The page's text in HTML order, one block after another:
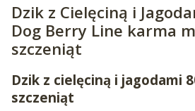
Dzik z Cielęciną i
Dog Berry Line karma
szczeniąt
Dzik z cielęciną i jagodami
szczeniąt